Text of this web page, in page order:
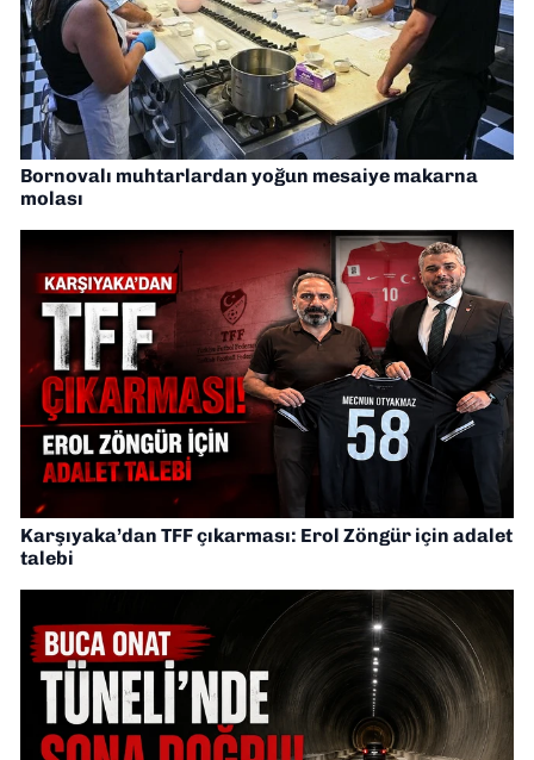
Bornovalı muhtarlardan yoğun mesaiye makarna
molası
Karşıyaka’dan TFF çıkarması: Erol Zöngür için adalet
talebi